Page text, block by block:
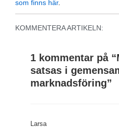
som finns här.
KOMMENTERA ARTIKELN:
1 kommentar på “
satsas i
marknadsföring”
Larsa